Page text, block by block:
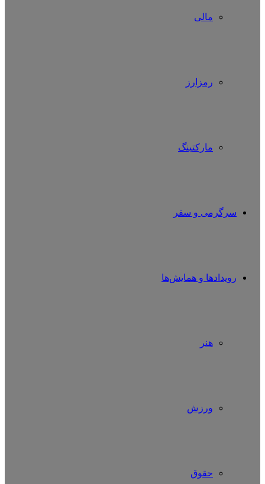
مالی
رمزارز
مارکتینگ
سرگرمی و سفر
رویدادها و همایش‌ها
هنر
ورزش
حقوق